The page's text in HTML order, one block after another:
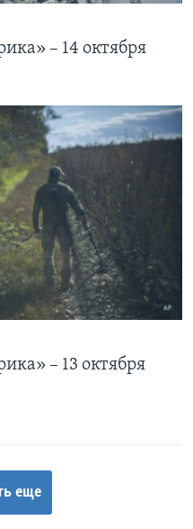
– 14 октября
– 13 октября
еще